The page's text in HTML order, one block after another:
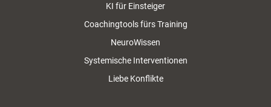
KI für Einsteiger
Coachingtools fürs Training
NeuroWissen
Systemische Interventionen
Liebe Konflikte